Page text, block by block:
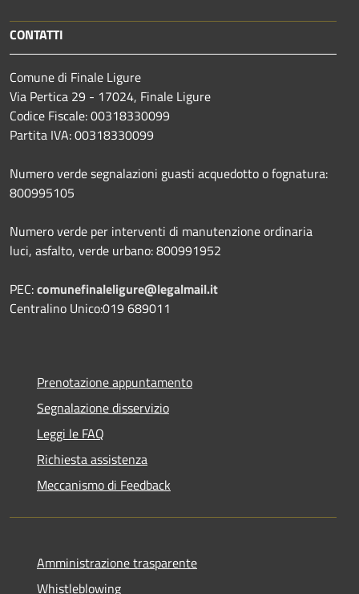
CONTATTI
Comune di Finale Ligure
Via Pertica 29 - 17024, Finale Ligure
Codice Fiscale: 00318330099
Partita IVA: 00318330099
Numero verde segnalazioni guasti acquedotto o fognatura:
800995105
Numero verde per interventi di manutenzione ordinaria
luci, asfalto, verde urbano: 800991952
PEC:comunefinaleligure@legalmail.it
Centralino Unico:019 689011
Prenotazione appuntamento
Segnalazione disservizio
Leggi le FAQ
Richiesta assistenza
Meccanismo di Feedback
Amministrazione trasparente
Whistleblowing